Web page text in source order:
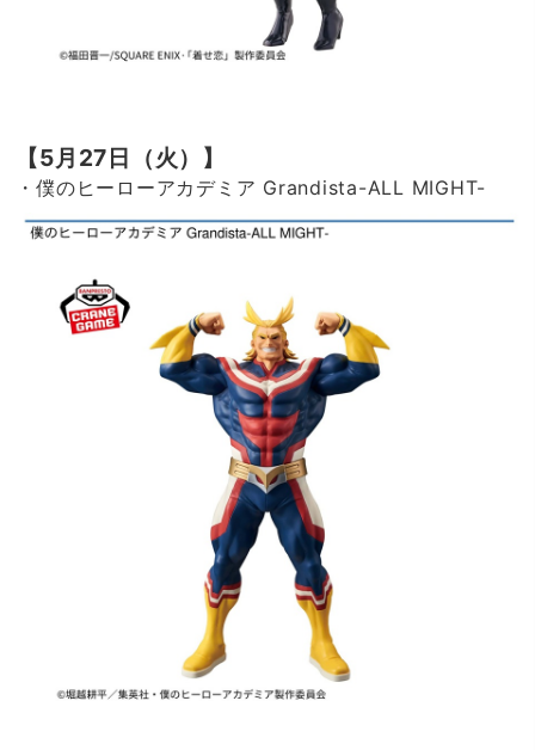
【5月27日（火）】
・僕のヒーローアカデミア Grandista-ALL MIGHT-